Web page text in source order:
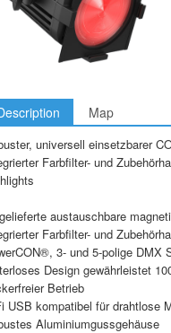
Map
universell einsetzbarer
Farbfilter- und
austauschbare
Farbfilter- und
3- und 5-polige DMX
Design gewährleistet
Betrieb
USB kompatibel für drahtlose
Aluminiumgussgehäuse